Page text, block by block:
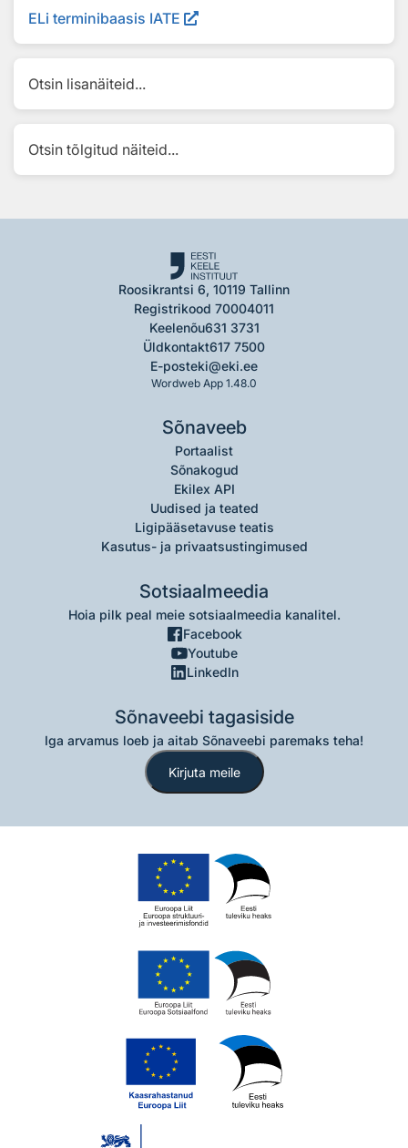
ELi terminibaasis IATE
Otsin lisanäiteid...
Otsin tõlgitud näiteid...
Roosikrantsi 6, 10119 Tallinn
Registrikood 70004011
Keelenõu631 3731
Üldkontakt617 7500
E-posteki@eki.ee
Wordweb App 1.48.0
Sõnaveeb
Portaalist
Sõnakogud
Ekilex API
Uudised ja teated
Ligipääsetavuse teatis
Kasutus- ja privaatsustingimused
Sotsiaalmeedia
Hoia pilk peal meie sotsiaalmeedia kanalitel.
Facebook
Youtube
LinkedIn
Sõnaveebi tagasiside
Iga arvamus loeb ja aitab Sõnaveebi paremaks teha!
Kirjuta meile